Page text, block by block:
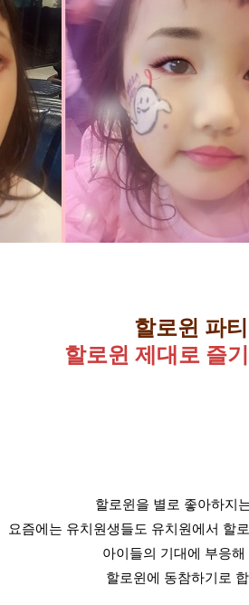
할로윈 파
할로윈 제대로 즐
할로윈을 별로 좋아하지
요즘에는 유치원생들도 유치원에서 할
아이들의 기대에 부응해
할로윈에 동참하기로